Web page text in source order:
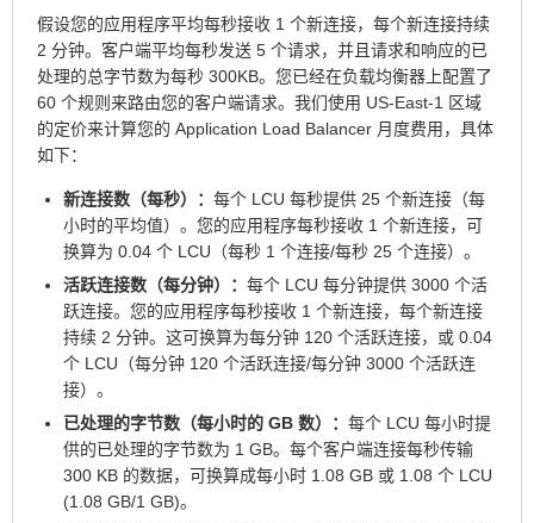
假设您的应用程序平均每秒接收 1 个新连接，每个新连接持续
2 分钟。客户端平均每秒发送 5 个请求，并且请求和响应的已
处理的总字节数为每秒 300KB。您已经在负载均衡器上配置了
60 个规则来路由您的客户端请求。我们使用 US-East-1 区域
的定价来计算您的 Application Load Balancer 月度费用，具体
如下：
新连接数（每秒）： 每个 LCU 每秒提供 25 个新连接（每
小时的平均值）。您的应用程序每秒接收 1 个新连接，可
换算为 0.04 个 LCU（每秒 1 个连接/每秒 25 个连接）。
活跃连接数（每分钟）： 每个 LCU 每分钟提供 3000 个活
跃连接。您的应用程序每秒接收 1 个新连接，每个新连接
持续 2 分钟。这可换算为每分钟 120 个活跃连接，或 0.04
个 LCU（每分钟 120 个活跃连接/每分钟 3000 个活跃连
接）。
已处理的字节数（每小时的 GB 数）： 每个 LCU 每小时提
供的已处理的字节数为 1 GB。每个客户端连接每秒传输
300 KB 的数据，可换算成每小时 1.08 GB 或 1.08 个 LCU
(1.08 GB/1 GB)。